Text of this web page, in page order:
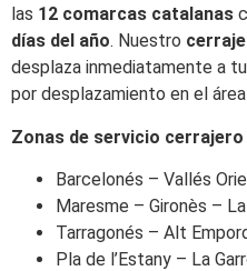
las 12 comarcas catalanas
días del año. Nuestro
desplaza inmediatamente a
por desplazamiento en el
Zonas de servicio
Barcelonés – Vallés
Maresme – Gironès –
Tarragonés – Alt
Pla de l’Estany – La